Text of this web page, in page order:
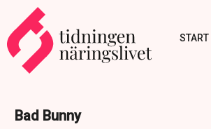
START
Bad Bunny